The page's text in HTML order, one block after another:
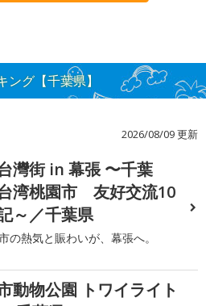
グ【千葉県】
2026/08/09 更新
灣街 in 幕張 〜千葉
湾桃園市 友好交流10
～／千葉県
の熱気と賑わいが、幕張へ。
動物公園 トワイライト